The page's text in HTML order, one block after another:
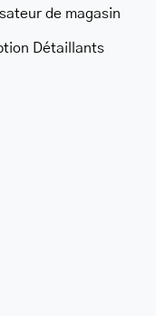
de magasin
Détaillants